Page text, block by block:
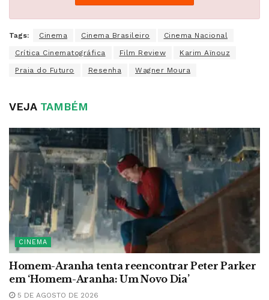
Tags: Cinema Cinema Brasileiro Cinema Nacional
Crítica Cinematográfica Film Review Karim Aïnouz
Praia do Futuro Resenha Wagner Moura
VEJATAMBÉM
CINEMA
Homem-Aranha tenta reencontrar Peter Parker
em ‘Homem-Aranha: Um Novo Dia’
5 DE AGOSTO DE 2026